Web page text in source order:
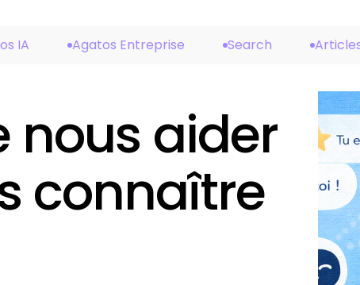
IA Agatos Entreprise Search
nous aider
connaître